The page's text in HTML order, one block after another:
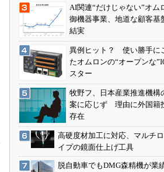
AI関連“だけじゃない”オム
御機器事業、地道な顧客基
結実
異例ヒット？ 使い勝手に
たオムロンの“オープンな
スター
牧野フ、日本産業推進機構
案に応じず 理由に外国籍
存在
高硬度材加工に対応、マルチ
イプの鏡面仕上げ工具
脱自動車でもDMG森精機が業